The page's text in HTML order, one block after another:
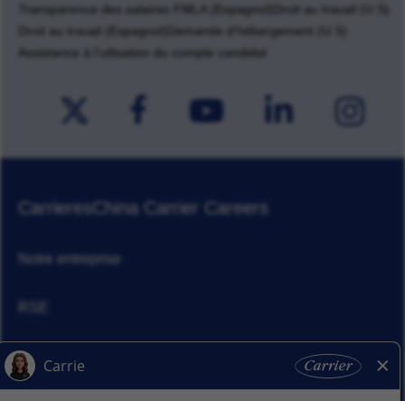
Transparence des salaires FMLA (Espagnol)
Droit au travail (U.S)
Droit au travail (Espagnol)
Demande d'hébergement (U.S)
Assistance à l'utlisation du compte candidat
CarrieresChina Carrier Careers
Notre entreprise
Actualités